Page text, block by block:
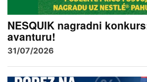
NESQUIK nagradni
avanturu!
31/07/2026